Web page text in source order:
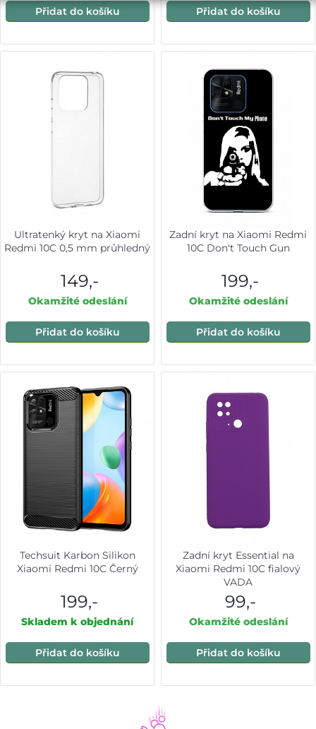
Přidat do košíku Přidat do košíku
Ultratenký kryt na Xiaomi
Redmi 10C 0,5 mm průhledný
149,-
Okamžité odeslání
Přidat do košíku
Zadní kryt na Xiaomi Redmi
10C Don't Touch Gun
199,-
Okamžité odeslání
Přidat do košíku
Techsuit Karbon Silikon
Xiaomi Redmi 10C Černý
199,-
Skladem k objednání
Přidat do košíku
Zadní kryt Essential na
Xiaomi Redmi 10C fialový
VADA
99,-
Okamžité odeslání
Přidat do košíku